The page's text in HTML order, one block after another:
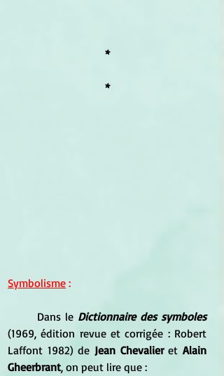
*
*
Symbolisme :
	Dans le
Dictionnaire des symboles
(1969, édition revue et corrigée : Robert
Laffont 1982) de Jean Chevalier et Alain
Gheerbrant, on peut lire que :